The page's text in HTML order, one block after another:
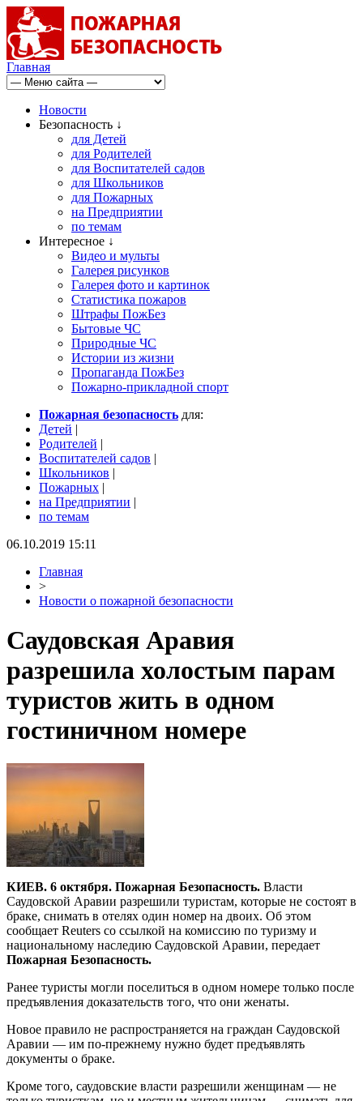
Главная
Новости
Безопасность ↓
для Детей
для Родителей
для Воспитателей садов
для Школьников
для Пожарных
на Предприятии
по темам
Интересное ↓
Видео и мульты
Галерея рисунков
Галерея фото и картинок
Статистика пожаров
Штрафы ПожБез
Бытовые ЧС
Природные ЧС
Истории из жизни
Пропаганда ПожБез
Пожарно-прикладной спорт
Пожарная безопасность для:
Детей |
Родителей |
Воспитателей садов |
Школьников |
Пожарных |
на Предприятии |
по темам
06.10.2019 15:11
Главная
>
Новости о пожарной безопасности
Саудовская Аравия
разрешила холостым парам
туристов жить в одном
гостиничном номере
КИЕВ. 6 октября. Пожарная Безопасность. Власти
Саудовской Аравии разрешили туристам, которые не состоят в
браке, снимать в отелях один номер на двоих. Об этом
сообщает Reuters со ссылкой на комиссию по туризму и
национальному наследию Саудовской Аравии, передает
Пожарная Безопасность.
Ранее туристы могли поселиться в одном номере только после
предъявления доказательств того, что они женаты.
Новое правило не распространяется на граждан Саудовской
Аравии — им по-прежнему нужно будет предъявлять
документы о браке.
Кроме того, саудовские власти разрешили женщинам — не